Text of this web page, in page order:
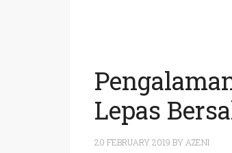
Lepas
20 FEBRUARY 2019 BY AZENI